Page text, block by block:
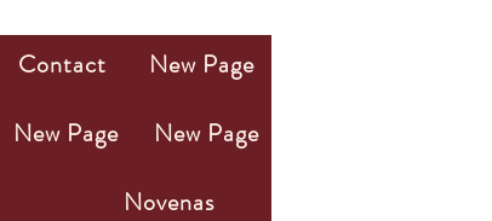
Contact
New Page
New Page
New Page
Novenas